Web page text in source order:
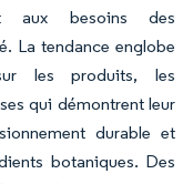
aux besoins des
La tendance englobe
les produits, les
qui démontrent leur
durable et
botaniques. Des